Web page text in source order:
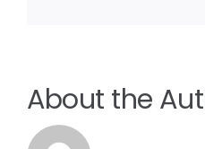
About the